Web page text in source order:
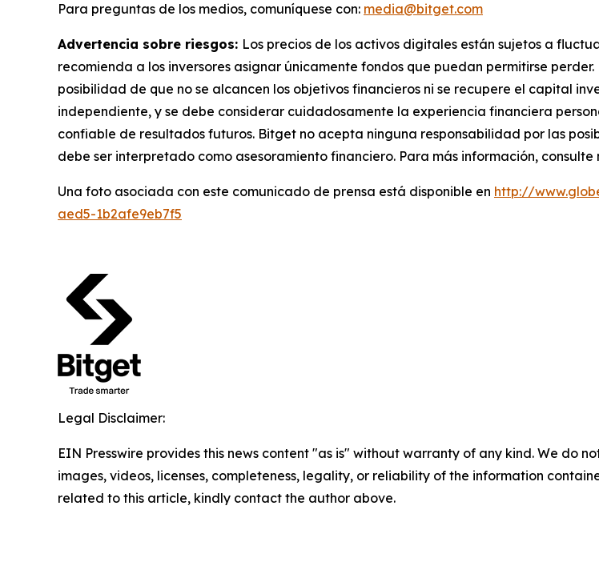
Para preguntas de los medios, comuníquese con: media@bitget.com
Advertencia sobre riesgos: Los precios de los activos digitales están sujetos a
recomienda a los inversores asignar únicamente fondos que puedan permitirse
posibilidad de que no se alcancen los objetivos financieros ni se recupere el capital
independiente, y se debe considerar cuidadosamente la experiencia financiera
confiable de resultados futuros. Bitget no acepta ninguna responsabilidad por las
debe ser interpretado como asesoramiento financiero. Para más información, consulte
Una foto asociada con este comunicado de prensa está disponible en http://
aed5-1b2afe9eb7f5
Legal Disclaimer:
EIN Presswire provides this news content "as is" without warranty of any kind. We do
images, videos, licenses, completeness, legality, or reliability of the information
related to this article, kindly contact the author above.